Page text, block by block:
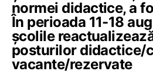
normei didactice, a
În perioada 11-18
școlile
posturilor didactice/
vacante/rezervate